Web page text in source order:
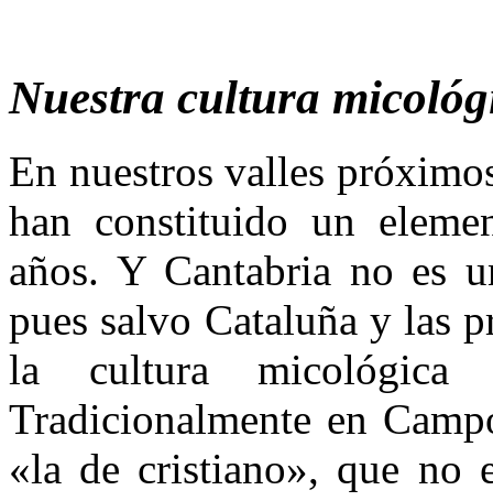
Nuestra cultura
En nuestros valles
han constituido un
años. Y Cantabria no es
pues salvo Cataluña y las
la cultura
Tradicionalmente en
«la de cristiano», que no